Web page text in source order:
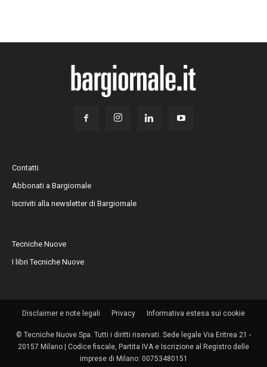
Contatti
Abbonati a Bargiornale
Iscriviti alla newsletter di Bargiornale
Tecniche Nuove
I libri Tecniche Nuove
Disclaimer e note legali Privacy Informativa estesa sui cookie
© Tecniche Nuove Spa. Tutti i diritti riservati. Sede legale Via Eritrea 21 -
20157 Milano | Codice fiscale, Partita IVA e Iscrizione al Registro delle
imprese di Milano: 00753480151